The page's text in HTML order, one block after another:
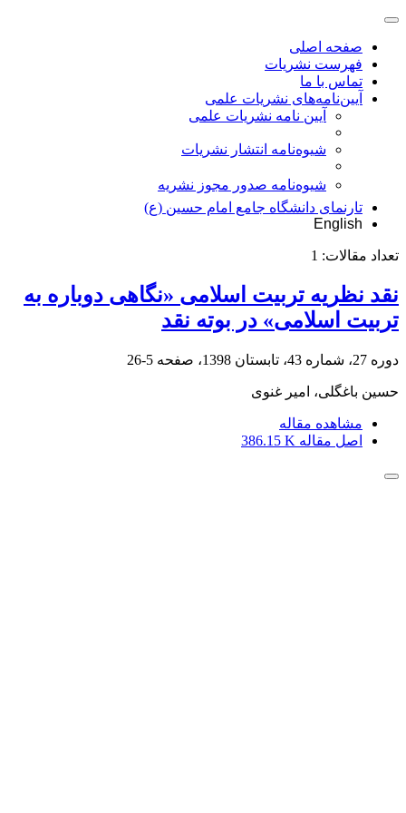
صفحه اصلی
فهرست نشریات
تماس با ما
آیین‌نامه‌های نشریات علمی
آیین نامه نشریات علمی
شیوه‌نامه انتشار نشریات
شیوهنامه صدور مجوز نشریه
تارنمای دانشگاه جامع امام حسین (ع)
English
تعداد مقالات: 1
نقد نظریه تربیت اسلامی «نگاهی دوباره به
تربیت اسلامی» در بوته نقد
دوره 27، شماره 43، تابستان 1398، صفحه 5-26
حسین باغگلی، امیر غنوی
مشاهده مقاله
اصل مقاله 386.15 K